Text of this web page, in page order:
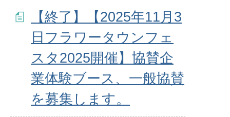
【終了】【2025年11月3
日フラワータウンフェ
スタ2025開催】協賛企
業体験ブース、一般協賛
を募集します。